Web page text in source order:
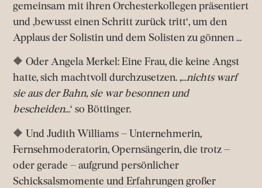
gemeinsam mit ihren Orchesterkollegen präsentiert
und ‚bewusst einen Schritt zurück tritt‘, um den
Applaus der Solistin und dem Solisten zu gönnen …
🔶 Oder Angela Merkel: Eine Frau, die keine Angst
hatte, sich machtvoll durchzusetzen. ‚…nichts warf
sie aus der Bahn, sie war besonnen und
bescheiden…‘ so Böttinger.
🔶 Und Judith Williams – Unternehmerin,
Fernsehmoderatorin, Opernsängerin, die trotz –
oder gerade – aufgrund persönlicher
Schicksalsmomente und Erfahrungen großer